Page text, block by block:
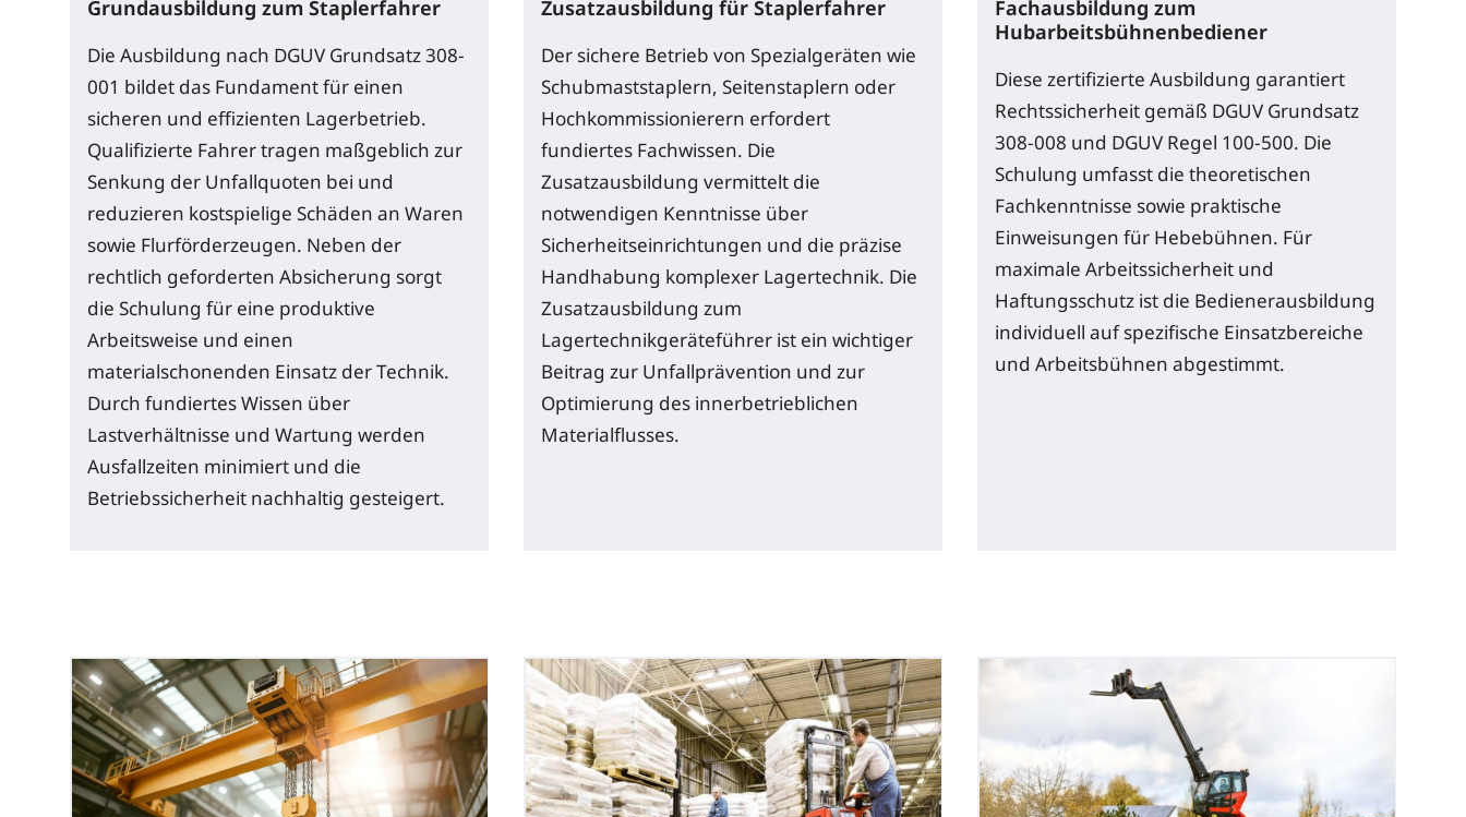
Grundausbildung zum Staplerfahrer
Die Ausbildung nach DGUV Grundsatz 308-
001 bildet das Fundament für einen
sicheren und effizienten Lagerbetrieb.
Qualifizierte Fahrer tragen maßgeblich zur
Senkung der Unfallquoten bei und
reduzieren kostspielige Schäden an Waren
sowie Flurförderzeugen. Neben der
rechtlich geforderten Absicherung sorgt
die Schulung für eine produktive
Arbeitsweise und einen
materialschonenden Einsatz der Technik.
Durch fundiertes Wissen über
Lastverhältnisse und Wartung werden
Ausfallzeiten minimiert und die
Betriebssicherheit nachhaltig gesteigert.
Zusatzausbildung für Staplerfahrer
Der sichere Betrieb von Spezialgeräten wie
Schubmaststaplern, Seitenstaplern oder
Hochkommissionierern erfordert
fundiertes Fachwissen. Die
Zusatzausbildung vermittelt die
notwendigen Kenntnisse über
Sicherheitseinrichtungen und die präzise
Handhabung komplexer Lagertechnik. Die
Zusatzausbildung zum
Lagertechnikgeräteführer ist ein wichtiger
Beitrag zur Unfallprävention und zur
Optimierung des innerbetrieblichen
Materialflusses.
Fachausbildung zum
Hubarbeitsbühnenbediener
Diese zertifizierte Ausbildung garantiert
Rechtssicherheit gemäß DGUV Grundsatz
308-008 und DGUV Regel 100-500. Die
Schulung umfasst die theoretischen
Fachkenntnisse sowie praktische
Einweisungen für Hebebühnen. Für
maximale Arbeitssicherheit und
Haftungsschutz ist die Bedienerausbildung
individuell auf spezifische Einsatzbereiche
und Arbeitsbühnen abgestimmt.